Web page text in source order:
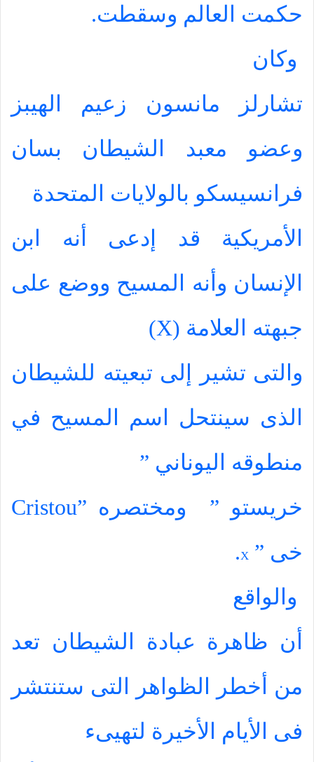
حكمت العالم وسقطت.
وكان
تشارلز مانسون زعيم الهيبز
وعضو معبد الشيطان بسان
فرانسيسكو بالولايات المتحدة
الأمريكية قد إدعى أنه ابن
الإنسان وأنه المسيح ووضع على
جبهته العلامة (X
)
والتى تشير إلى تبعيته للشيطان
الذى سينتحل اسم المسيح في
منطوقه اليوناني ”
خريستو ”
Cristouومختصره ”
خى ” X
.
والواقع
أن ظاهرة عبادة الشيطان تعد
من أخطر الظواهر التى ستنتشر
فى الأيام الأخيرة لتهيىء